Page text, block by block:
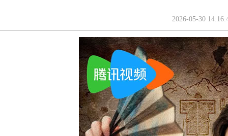
2026-05-30